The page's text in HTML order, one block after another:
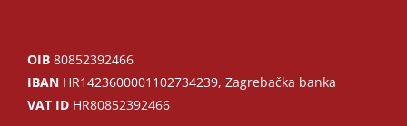
OIB 80852392466
IBAN HR1423600001102734239, Zagrebačka banka
VAT ID HR80852392466